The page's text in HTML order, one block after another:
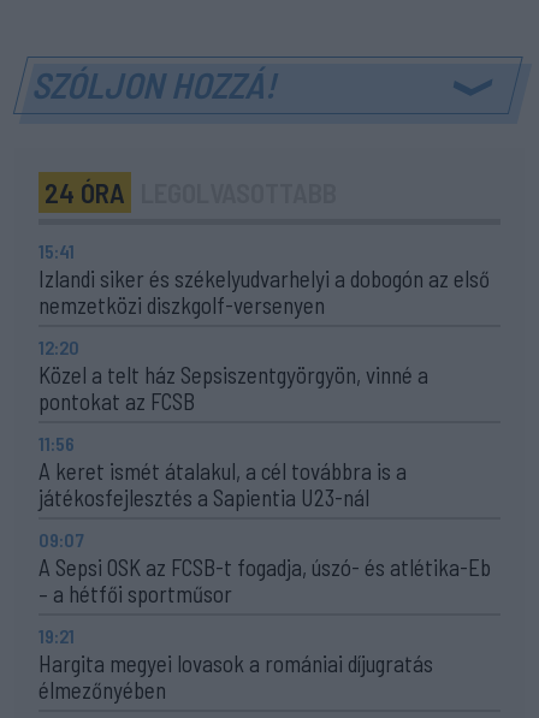
SZÓLJON HOZZÁ!
24 ÓRA
15:41
Izlandi siker és székelyudvarhelyi a dobogón az első
nemzetközi diszkgolf-versenyen
12:20
Közel a telt ház Sepsiszentgyörgyön, vinné a
pontokat az FCSB
11:56
A keret ismét átalakul, a cél továbbra is a
játékosfejlesztés a Sapientia U23-nál
09:07
A Sepsi OSK az FCSB-t fogadja, úszó- és atlétika-Eb
– a hétfői sportműsor
19:21
Hargita megyei lovasok a romániai díjugratás
élmezőnyében